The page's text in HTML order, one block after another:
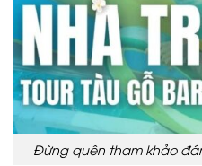
Đừng quên tham khảo